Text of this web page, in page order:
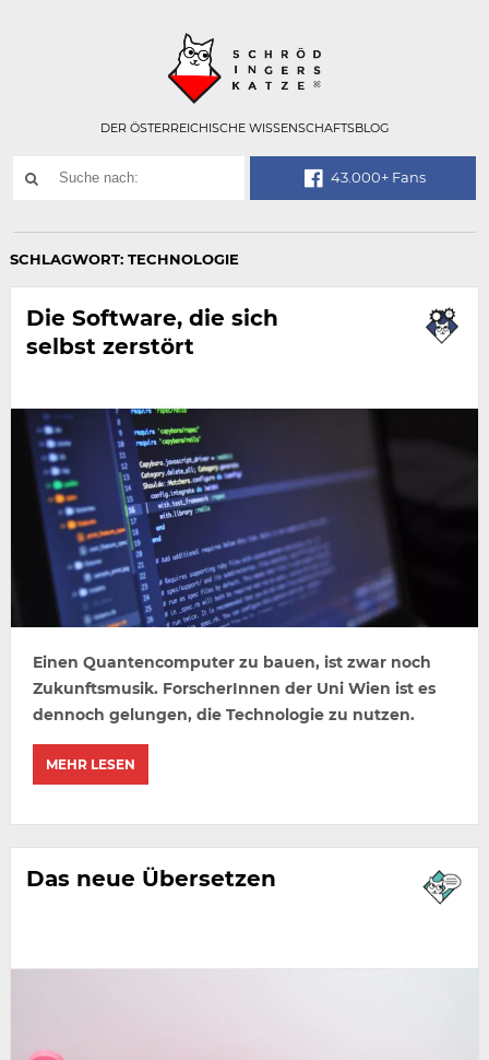
DER ÖSTERREICHISCHE WISSENSCHAFTSBLOG
SUCHE
43.000+ Fans
SCHLAGWORT: TECHNOLOGIE
Die Software, die sich
selbst zerstört
Einen Quantencomputer zu bauen, ist zwar noch
Zukunftsmusik. ForscherInnen der Uni Wien ist es
dennoch gelungen, die Technologie zu nutzen.
MEHR LESEN
Das neue Übersetzen